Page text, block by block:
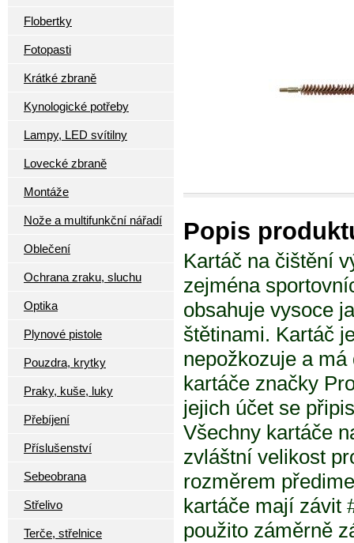
Flobertky
Fotopasti
Krátké zbraně
Kynologické potřeby
Lampy, LED svítilny
Lovecké zbraně
Montáže
Nože a multifunkční nářadí
Oblečení
Ochrana zraku, sluchu
Optika
Plynové pistole
Pouzdra, krytky
Praky, kuše, luky
Přebíjení
Příslušenství
Sebeobrana
Střelivo
Terče, střelnice
Popis
Kartáč na čištění
zejména
obsahuje vysoce
štětinami. Kartáč
nepožkozuje a
kartáče značky
jejich účet se
Všechny kartáče
zvláštní velikost
rozměrem
kartáče mají závit
použito záměrně